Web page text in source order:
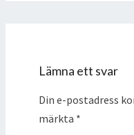
Lämna ett svar
Din e-postadress
märkta *